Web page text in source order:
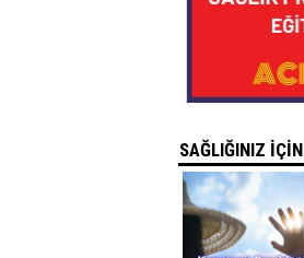
SAĞLIĞINIZ İÇİN